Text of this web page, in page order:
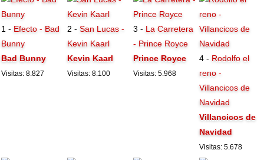
1 - Efecto - Bad
Bunny
Bad Bunny
Visitas: 8.827
2 -San Lucas -
Kevin Kaarl
Kevin Kaarl
Visitas: 8.100
3 - La Carretera
- Prince Royce
Prince Royce
Visitas: 5.968
4 - Rodolfo el
reno -
Villancicos de
Navidad
Villancicos de
Navidad
Visitas: 5.678